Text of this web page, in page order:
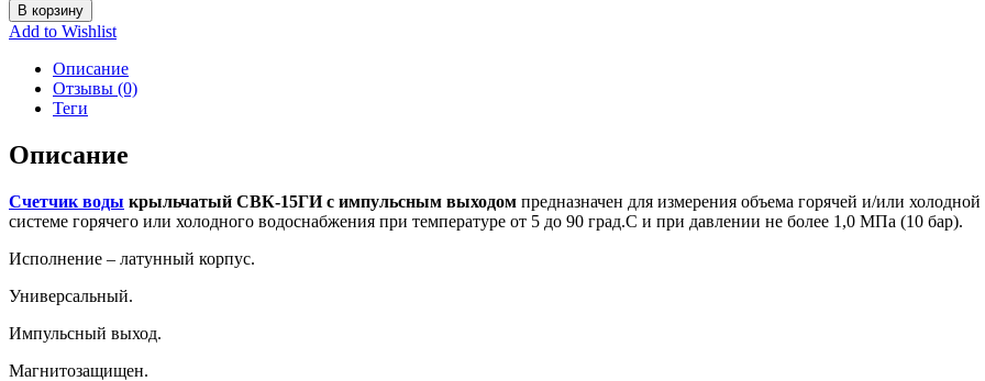
В корзину
Add to Wishlist
Описание
Отзывы (0)
Теги
Описание
Счетчик воды крыльчатый СВК-15ГИ с импульсным выходом предназначен для измерения объема горячей и/или
системе горячего или холодного водоснабжения при температуре от 5 до 90 град.С и при давлении не более 1,0 МПа (10 бар).
Исполнение – латунный корпус.
Универсальный.
Импульсный выход.
Магнитозащищен.